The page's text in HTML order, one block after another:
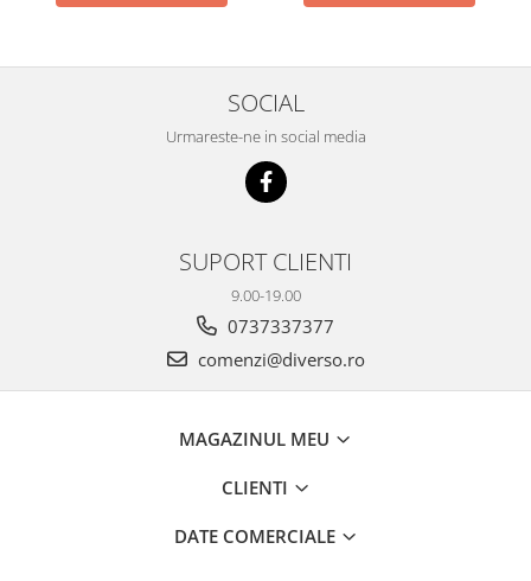
SOCIAL
Urmareste-ne in social media
SUPORT CLIENTI
9.00-19.00
0737337377
comenzi@diverso.ro
MAGAZINUL MEU
CLIENTI
DATE COMERCIALE